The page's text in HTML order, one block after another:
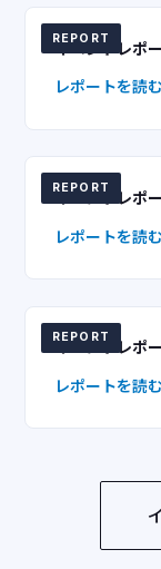
REPORT
イベントレポ
レポートを読
REPORT
イベントレポ
レポートを読
REPORT
イベントレポ
レポートを読